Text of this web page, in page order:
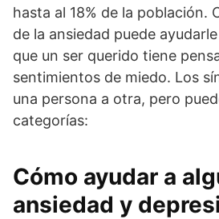
hasta al 18% de la población.
de la ansiedad puede
que un ser querido tiene
sentimientos de miedo. Los
una persona a otra, pero
categorías:
Cómo ayudar a
ansiedad y